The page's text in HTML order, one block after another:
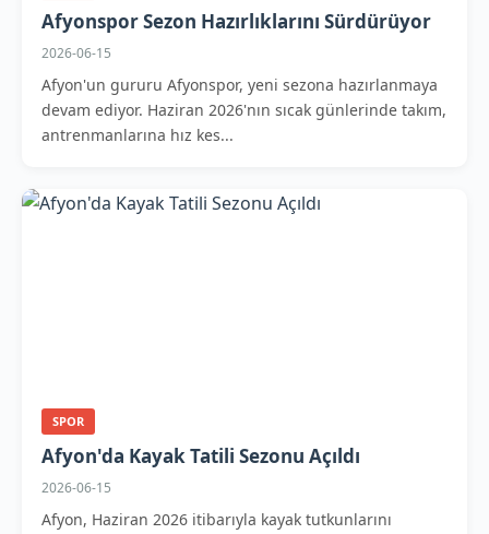
Afyonspor Sezon Hazırlıklarını Sürdürüyor
2026-06-15
Afyon'un gururu Afyonspor, yeni sezona hazırlanmaya
devam ediyor. Haziran 2026'nın sıcak günlerinde takım,
antrenmanlarına hız kes...
SPOR
Afyon'da Kayak Tatili Sezonu Açıldı
2026-06-15
Afyon, Haziran 2026 itibarıyla kayak tutkunlarını